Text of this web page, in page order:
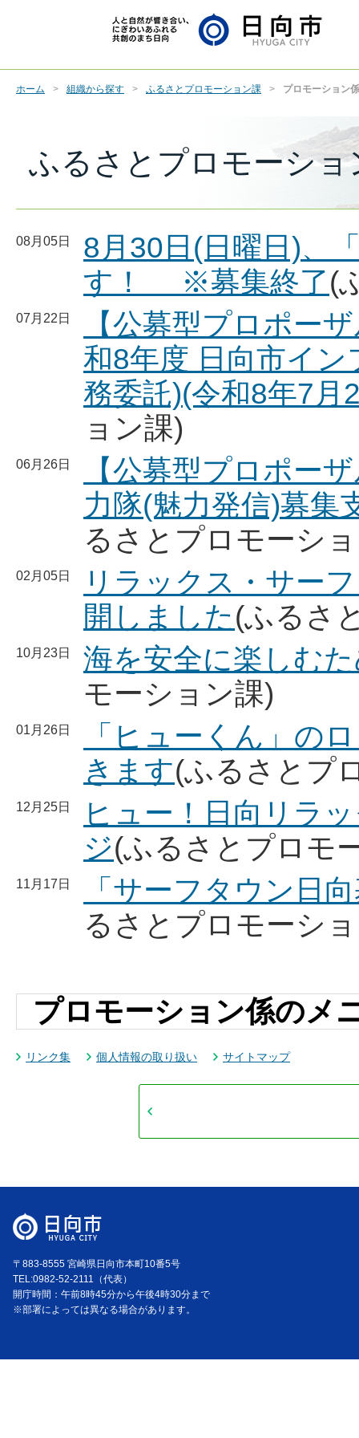
ホーム 組織から探す ふるさとプロモーション課 プロモーション係
ふるさとプロモーシ
08月05日
8月30日(日曜日)、
す！ ※募集終了(
07月22日
【公募型プロポー
和8年度 日向市イ
務委託)(令和8年7月
ョン課)
06月26日
【公募型プロポー
力隊(魅力発信)募集
るさとプロモーシ
02月05日
リラックス・サー
開しました(ふるさ
10月23日
海を安全に楽しむ
モーション課)
01月26日
「ヒューくん」の
きます(ふるさとプ
12月25日
ヒュー！日向リラ
ジ(ふるさとプロモ
11月17日
「サーフタウン日
るさとプロモーシ
プロモーション係のメ
リンク集 個人情報の取り扱い サイトマップ
〒883-8555 宮崎県日向市本町10番5号
TEL:0982-52-2111（代表）
開庁時間：午前8時45分から午後4時30分まで
※部署によっては異なる場合があります。